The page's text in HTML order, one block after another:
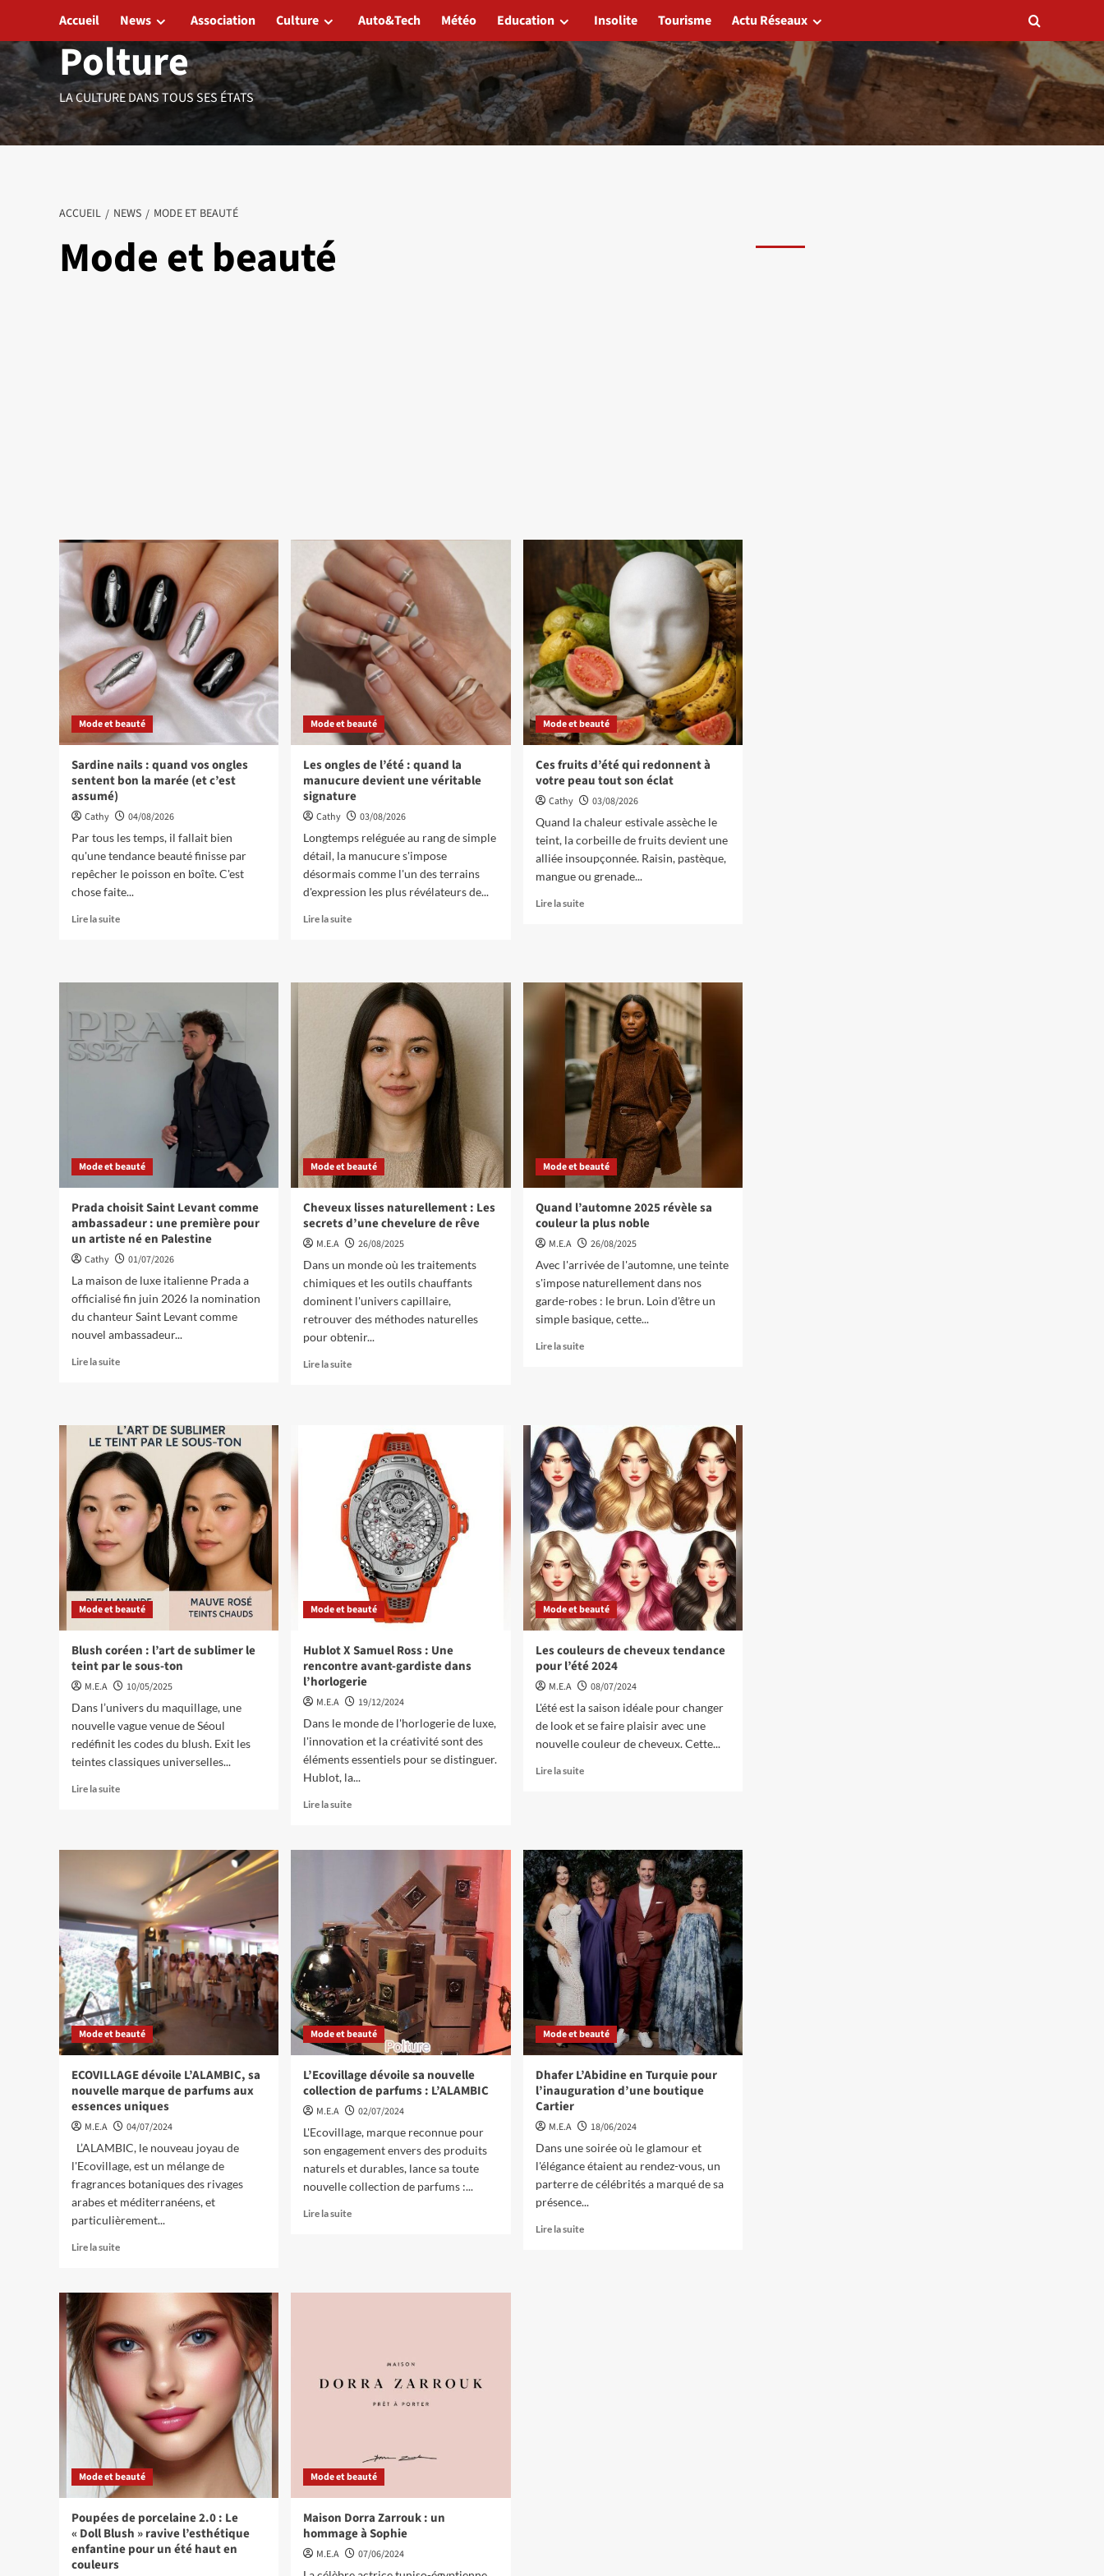
contenu
Polture
LA CULTURE DANS TOUS SES ÉTATS
Accueil News Association Culture Auto&Tech Météo Education Insolite Tourisme Actu Réseaux
ACCUEIL NEWS MODE ET BEAUTÉ
Mode et beauté
Mode et beauté
Sardine nails : quand vos ongles
sentent bon la marée (et c’est
assumé)
Cathy
04/08/2026
Par tous les temps, il fallait bien
qu'une tendance beauté finisse par
repêcher le poisson en boîte. C'est
chose faite...
Lire la suite
Mode et beauté
Les ongles de l’été : quand la
manucure devient une véritable
signature
Cathy
03/08/2026
Longtemps reléguée au rang de simple
détail, la manucure s'impose
désormais comme l'un des terrains
d'expression les plus révélateurs de...
Lire la suite
Mode et beauté
Ces fruits d’été qui redonnent à
votre peau tout son éclat
Cathy
03/08/2026
Quand la chaleur estivale assèche le
teint, la corbeille de fruits devient une
alliée insoupçonnée. Raisin, pastèque,
mangue ou grenade...
Lire la suite
Mode et beauté
Prada choisit Saint Levant comme
ambassadeur : une première pour
un artiste né en Palestine
Cathy
01/07/2026
La maison de luxe italienne Prada a
officialisé fin juin 2026 la nomination
du chanteur Saint Levant comme
nouvel ambassadeur...
Lire la suite
Mode et beauté
Cheveux lisses naturellement : Les
secrets d’une chevelure de rêve
M.E.A
26/08/2025
Dans un monde où les traitements
chimiques et les outils chauffants
dominent l'univers capillaire,
retrouver des méthodes naturelles
pour obtenir...
Lire la suite
Mode et beauté
Quand l’automne 2025 révèle sa
couleur la plus noble
M.E.A
26/08/2025
Avec l'arrivée de l'automne, une teinte
s'impose naturellement dans nos
garde-robes : le brun. Loin d'être un
simple basique, cette...
Lire la suite
Mode et beauté
Blush coréen : l’art de sublimer le
teint par le sous-ton
M.E.A
10/05/2025
Dans l’univers du maquillage, une
nouvelle vague venue de Séoul
redéfinit les codes du blush. Exit les
teintes classiques universelles...
Lire la suite
Mode et beauté
Hublot X Samuel Ross : Une
rencontre avant-gardiste dans
l’horlogerie
M.E.A
19/12/2024
Dans le monde de l'horlogerie de luxe,
l'innovation et la créativité sont des
éléments essentiels pour se distinguer.
Hublot, la...
Lire la suite
Mode et beauté
Les couleurs de cheveux tendance
pour l’été 2024
M.E.A
08/07/2024
L'été est la saison idéale pour changer
de look et se faire plaisir avec une
nouvelle couleur de cheveux. Cette...
Lire la suite
Mode et beauté
ECOVILLAGE dévoile L’ALAMBIC, sa
nouvelle marque de parfums aux
essences uniques
M.E.A
04/07/2024
L’ALAMBIC, le nouveau joyau de
l'Ecovillage, est un mélange de
fragrances botaniques des rivages
arabes et méditerranéens, et
particulièrement...
Lire la suite
Mode et beauté
L’Ecovillage dévoile sa nouvelle
collection de parfums : L’ALAMBIC
M.E.A
02/07/2024
L'Ecovillage, marque reconnue pour
son engagement envers des produits
naturels et durables, lance sa toute
nouvelle collection de parfums :...
Lire la suite
Mode et beauté
Dhafer L’Abidine en Turquie pour
l’inauguration d’une boutique
Cartier
M.E.A
18/06/2024
Dans une soirée où le glamour et
l'élégance étaient au rendez-vous, un
parterre de célébrités a marqué de sa
présence...
Lire la suite
Mode et beauté
Poupées de porcelaine 2.0 : Le
« Doll Blush » ravive l’esthétique
enfantine pour un été haut en
couleurs
Mode et beauté
Maison Dorra Zarrouk : un
hommage à Sophie
M.E.A
07/06/2024